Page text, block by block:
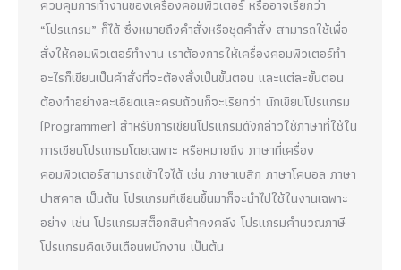
ควบคุมการทำงานของเครื่องคอมพิวเตอร์ หรืออาจเรียกว่า
“โปรแกรม” ก็ได้ ซึ่งหมายถึงคำสั่งหรือชุดคำสั่ง สามารถใช้เพื่อ
สั่งให้คอมพิวเตอร์ทำงาน เราต้องการให้เครื่องคอมพิวเตอร์ทำ
อะไรก็เขียนเป็นคำสั่งที่จะต้องสั่งเป็นขั้นตอน และแต่ละขั้นตอน
ต้องทำอย่างละเอียดและครบถ้วนก็จะเรียกว่า นักเขียนโปรแกรม
(Programmer) สำหรับการเขียนโปรแกรมดังกล่าวใช้ภาษาที่ใช้ใน
การเขียนโปรแกรมโดยเฉพาะ หรือหมายถึง ภาษาที่เครื่อง
คอมพิวเตอร์สามารถเข้าใจได้ เช่น ภาษาเบสิก ภาษาโคบอล ภาษา
ปาสคาล เป็นต้น โปรแกรมที่เขียนขึ้นมาก็จะนำไปใช้ในงานเฉพาะ
อย่าง เช่น โปรแกรมสต็อกสินค้าคงคลัง โปรแกรมคำนวณภาษี
โปรแกรมคิดเงินเดือนพนักงาน เป็นต้น